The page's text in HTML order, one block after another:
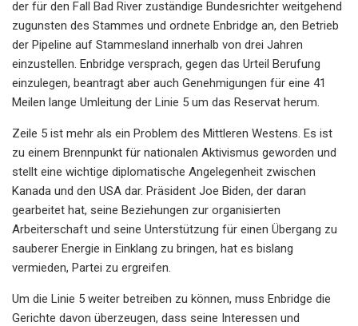
der für den Fall Bad River zuständige Bundesrichter weitgehend
zugunsten des Stammes und ordnete Enbridge an, den Betrieb
der Pipeline auf Stammesland innerhalb von drei Jahren
einzustellen. Enbridge versprach, gegen das Urteil Berufung
einzulegen, beantragt aber auch Genehmigungen für eine 41
Meilen lange Umleitung der Linie 5 um das Reservat herum.
Zeile 5 ist mehr als ein Problem des Mittleren Westens. Es ist
zu einem Brennpunkt für nationalen Aktivismus geworden und
stellt eine wichtige diplomatische Angelegenheit zwischen
Kanada und den USA dar. Präsident Joe Biden, der daran
gearbeitet hat, seine Beziehungen zur organisierten
Arbeiterschaft und seine Unterstützung für einen Übergang zu
sauberer Energie in Einklang zu bringen, hat es bislang
vermieden, Partei zu ergreifen.
Um die Linie 5 weiter betreiben zu können, muss Enbridge die
Gerichte davon überzeugen, dass seine Interessen und